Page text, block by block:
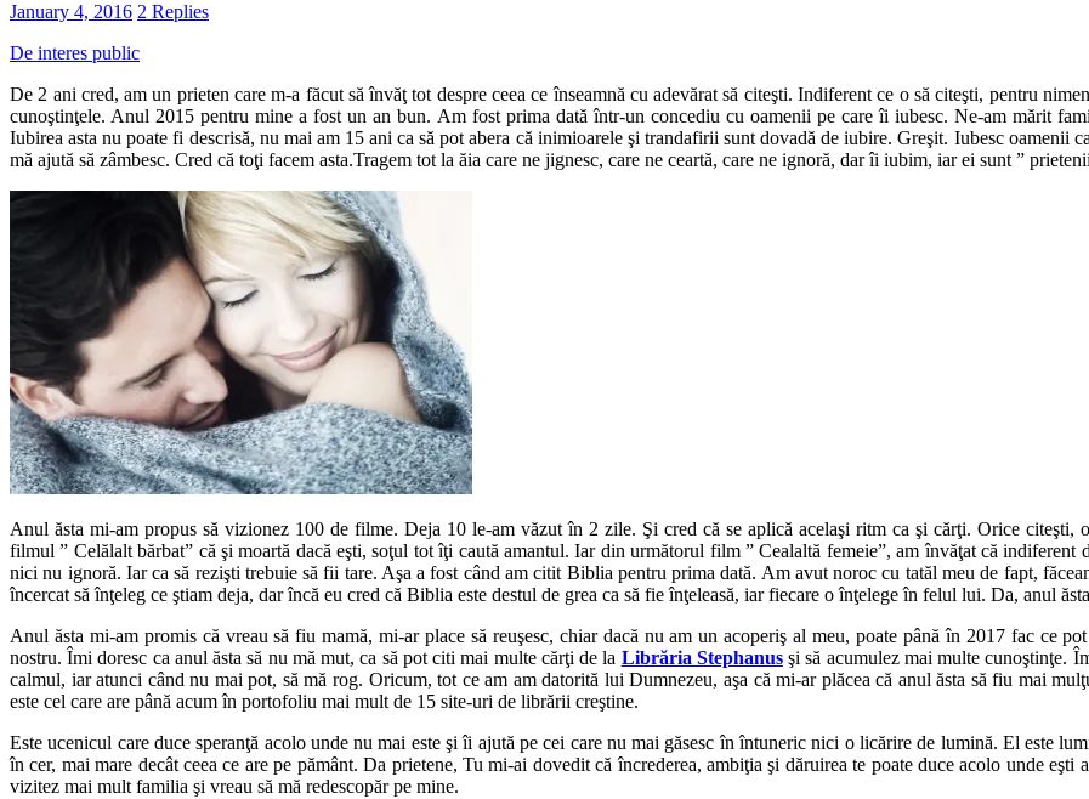
January 4, 2016 2 Replies
De interes public
De 2 ani cred, am un prieten care m-a făcut să învăţ tot despre ceea ce înseamnă cu adevărat să citeşti. Indiferent ce o să citeşti, pentru
cunoştinţele. Anul 2015 pentru mine a fost un an bun. Am fost prima dată într-un concediu cu oamenii pe care îi iubesc. Ne-am mărit
Iubirea asta nu poate fi descrisă, nu mai am 15 ani ca să pot abera că inimioarele şi trandafirii sunt dovadă de iubire. Greşit. Iubesc
mă ajută să zâmbesc. Cred că toţi facem asta.Tragem tot la ăia care ne jignesc, care ne ceartă, care ne ignoră, dar îi iubim, iar ei sunt ”
Anul ăsta mi-am propus să vizionez 100 de filme. Deja 10 le-am văzut în 2 zile. Şi cred că se aplică acelaşi ritm ca şi cărţi. Orice
filmul ” Celălalt bărbat” că şi moartă dacă eşti, soţul tot îţi caută amantul. Iar din următorul film ” Cealaltă femeie”, am învăţat că
nici nu ignoră. Iar ca să rezişti trebuie să fii tare. Aşa a fost când am citit Biblia pentru prima dată. Am avut noroc cu tatăl meu de fapt,
încercat să înţeleg ce ştiam deja, dar încă eu cred că Biblia este destul de grea ca să fie înţeleasă, iar fiecare o înţelege în felul lui. Da, anul
Anul ăsta mi-am promis că vreau să fiu mamă, mi-ar place să reuşesc, chiar dacă nu am un acoperiş al meu, poate până în 2017 fac ce
nostru. Îmi doresc ca anul ăsta să nu mă mut, ca să pot citi mai multe cărţi de la Librăria Stephanusşi să acumulez mai multe cunoştinţe.
calmul, iar atunci când nu mai pot, să mă rog. Oricum, tot ce am am datorită lui Dumnezeu, aşa că mi-ar plăcea că anul ăsta să fiu mai
este cel care are până acum în portofoliu mai mult de 15 site-uri de librării creştine.
Este ucenicul care duce speranţă acolo unde nu mai este şi îi ajută pe cei care nu mai găsesc în întuneric nici o licărire de lumină. El este
în cer, mai mare decât ceea ce are pe pământ. Da prietene, Tu mi-ai dovedit că încrederea, ambiţia şi dăruirea te poate duce acolo unde
vizitez mai mult familia şi vreau să mă redescopăr pe mine.